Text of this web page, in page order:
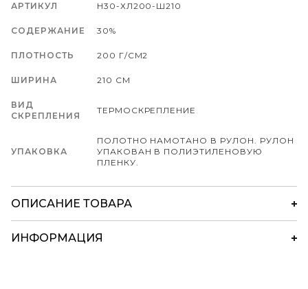
АРТИКУЛ Н30-ХЛ200-Ш210
СОДЕРЖАНИЕ 30%
ПЛОТНОСТЬ 200 Г/СМ2
ШИРИНА 210 СМ
ВИД
СКРЕПЛЕНИЯ
ТЕРМОСКРЕПЛЕНИЕ
УПАКОВКА
ПОЛОТНО НАМОТАНО В РУЛОН. РУЛОН
УПАКОВАН В ПОЛИЭТИЛЕНОВУЮ
ПЛЕНКУ.
ОПИСАНИЕ ТОВАРА
ИНФОРМАЦИЯ